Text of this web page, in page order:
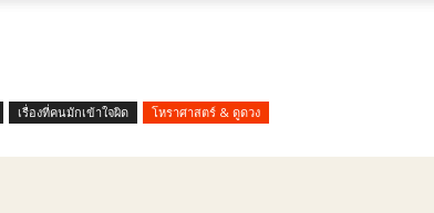
น่า
เรื่องที่คนมักเข้าใจผิด โหราศาสตร์ & ดูดวง